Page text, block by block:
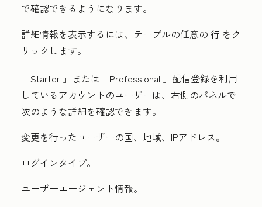
で確認できるようになります。
詳細情報を表示するには、テーブルの任意の 行 をク
リックします。
「Starter 」または 「Professional 」配信登録を利用
しているアカウントのユーザーは、右側のパネルで
次のような詳細を確認できます。
変更を行ったユーザーの国、地域、IPアドレス。
ログインタイプ。
ユーザーエージェント情報。